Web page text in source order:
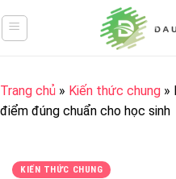
to
Trang chủ » Kiến thức chung »
điểm đúng chuẩn cho học sinh
KIẾN THỨC CHUNG